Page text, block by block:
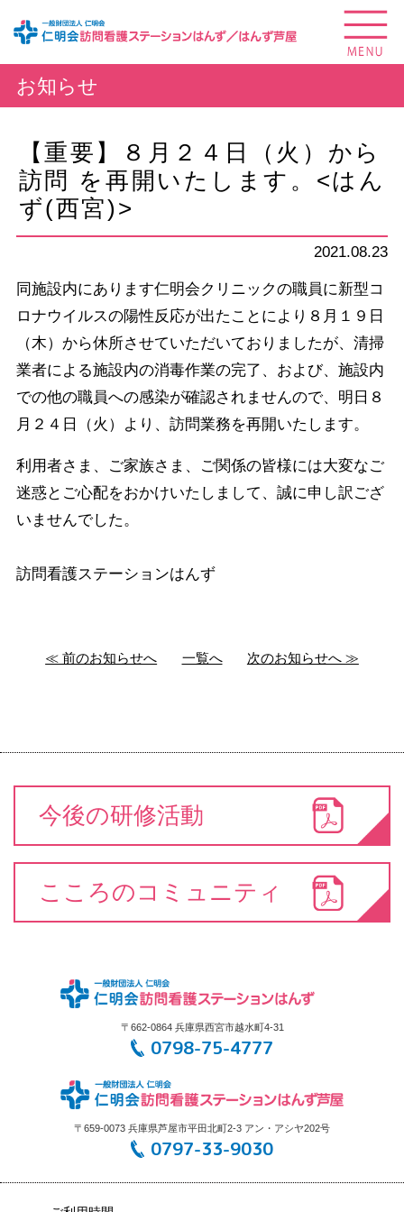
【重要】８月２４日（火）から
訪問 を再開いたします。<はん
ず(西宮)>
2021.08.23
同施設内にあります仁明会クリニックの職員に新型コ
ロナウイルスの陽性反応が出たことにより８月１９日
（木）から休所させていただいておりましたが、清掃
業者による施設内の消毒作業の完了、および、施設内
での他の職員への感染が確認されませんので、明日８
月２４日（火）より、訪問業務を再開いたします。
利用者さま、ご家族さま、ご関係の皆様には大変なご
迷惑とご心配をおかけいたしまして、誠に申し訳ござ
いませんでした。
訪問看護ステーションはんず
≪ 前のお知らせへ 一覧へ 次のお知らせへ ≫
お知らせ
今後の研修活動
こころのコミュニティ
〒662-0864 兵庫県西宮市越水町4-31
0798-75-4777
〒659-0073 兵庫県芦屋市平田北町2-3 アン・アシヤ202号
0797-33-9030